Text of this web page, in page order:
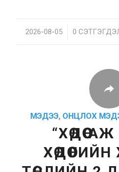
2026-08-05
/ 0 /
МЭДЭЭ, ОНЦЛОХ
“ХӨДӨӨ